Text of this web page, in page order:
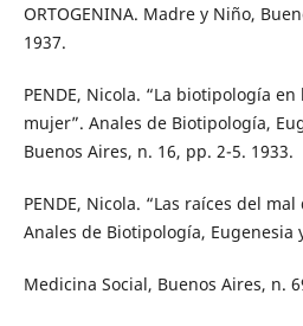
ORTOGENINA. Madre y Niño,
1937.
PENDE, Nicola. “La biotipología
mujer”. Anales de Biotipología,
Buenos Aires, n. 16, pp. 2-5. 1933.
PENDE, Nicola. “Las raíces del
Anales de Biotipología, Eugenesia
Medicina Social, Buenos Aires, n.